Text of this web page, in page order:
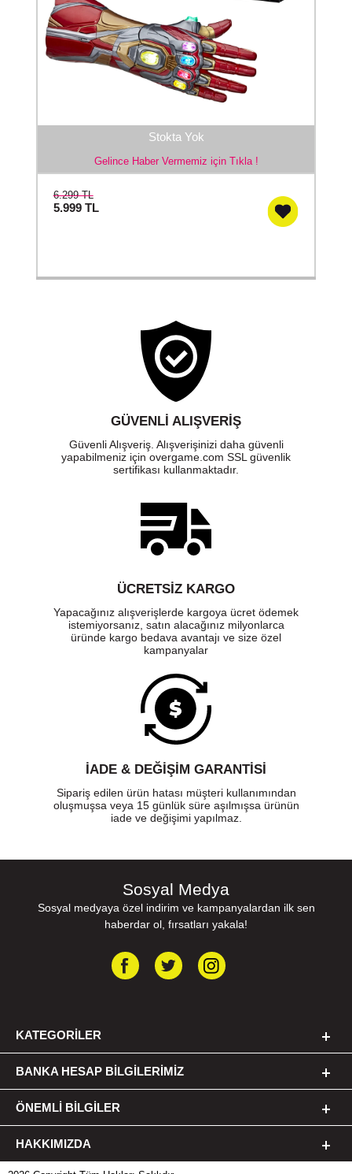
Stokta Yok
Gelince Haber Vermemiz için Tıkla !
6.299 TL
5.999 TL
GÜVENLI ALIŞVERIŞ
Güvenli Alışveriş. Alışverişinizi daha güvenli
yapabilmeniz için overgame.com SSL güvenlik
sertifikası kullanmaktadır.
ÜCRETSIZ KARGO
Yapacağınız alışverişlerde kargoya ücret ödemek
istemiyorsanız, satın alacağınız milyonlarca
üründe kargo bedava avantajı ve size özel
kampanyalar
İADE & DEĞİŞİM GARANTİSİ
Sipariş edilen ürün hatası müşteri kullanımından
oluşmuşsa veya 15 günlük süre aşılmışsa ürünün
iade ve değişimi yapılmaz.
Sosyal Medya
Sosyal medyaya özel indirim ve kampanyalardan ilk sen
haberdar ol, fırsatları yakala!
KATEGORILER
BANKA HESAP BILGILERIMIZ
ÖNEMLI BILGILER
HAKKIMIZDA